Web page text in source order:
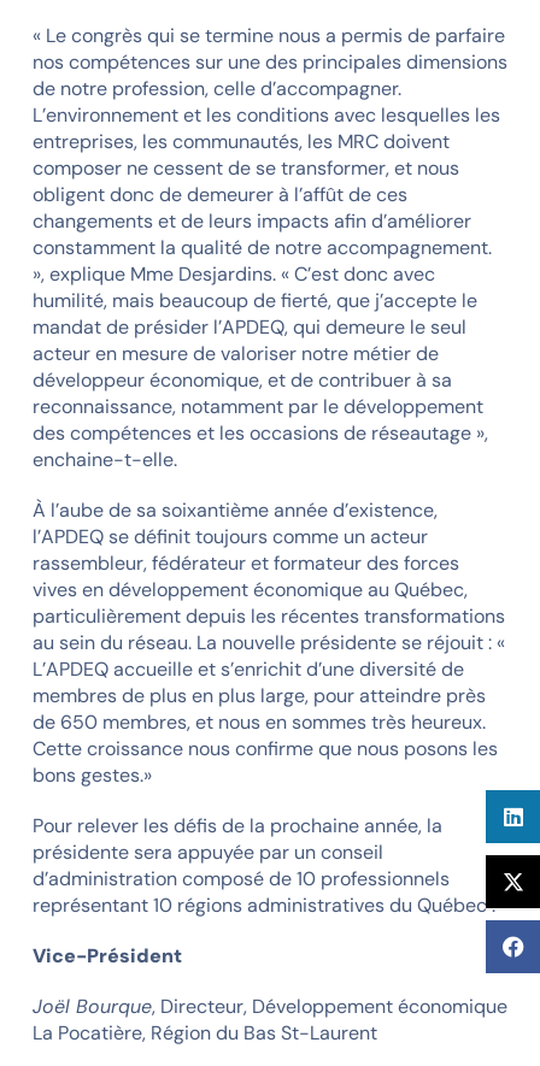
« Le congrès qui se termine nous a permis de parfaire
nos compétences sur une des principales dimensions
de notre profession, celle d’accompagner.
L’environnement et les conditions avec lesquelles les
entreprises, les communautés, les MRC doivent
composer ne cessent de se transformer, et nous
obligent donc de demeurer à l’affût de ces
changements et de leurs impacts afin d’améliorer
constamment la qualité de notre accompagnement.
», explique Mme Desjardins. « C’est donc avec
humilité, mais beaucoup de fierté, que j’accepte le
mandat de présider l’APDEQ, qui demeure le seul
acteur en mesure de valoriser notre métier de
développeur économique, et de contribuer à sa
reconnaissance, notamment par le développement
des compétences et les occasions de réseautage »,
enchaine-t-elle.
À l’aube de sa soixantième année d’existence,
l’APDEQ se définit toujours comme un acteur
rassembleur, fédérateur et formateur des forces
vives en développement économique au Québec,
particulièrement depuis les récentes transformations
au sein du réseau. La nouvelle présidente se réjouit : «
L’APDEQ accueille et s’enrichit d’une diversité de
membres de plus en plus large, pour atteindre près
de 650 membres, et nous en sommes très heureux.
Cette croissance nous confirme que nous posons les
bons gestes.»
Pour relever les défis de la prochaine année, la
présidente sera appuyée par un conseil
d’administration composé de 10 professionnels
représentant 10 régions administratives du Québec :
Vice-Président
Joël Bourque, Directeur, Développement économique
La Pocatière, Région du Bas St-Laurent